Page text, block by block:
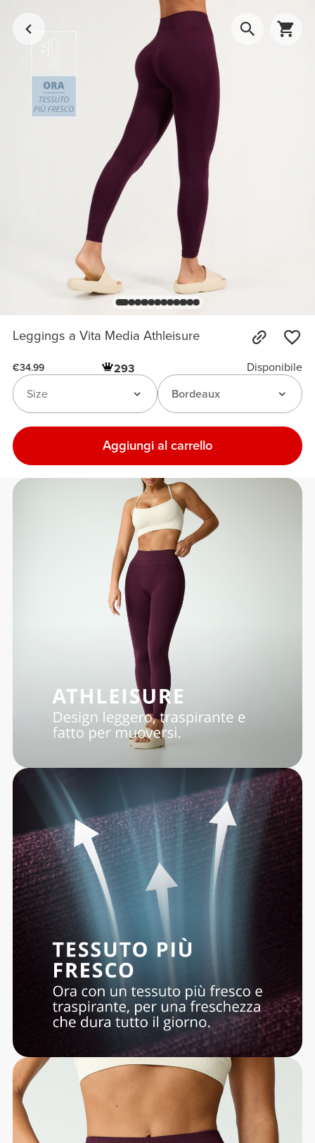
Leggings a Vita Media Athleisure
€34.99 293
Disponibile
Bordeaux
Size
Aggiungi al carrello